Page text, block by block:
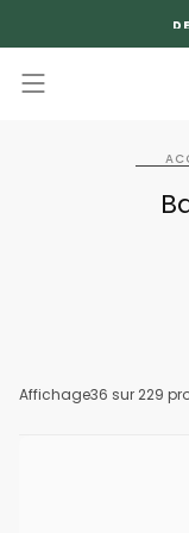
Affichage36 sur 229